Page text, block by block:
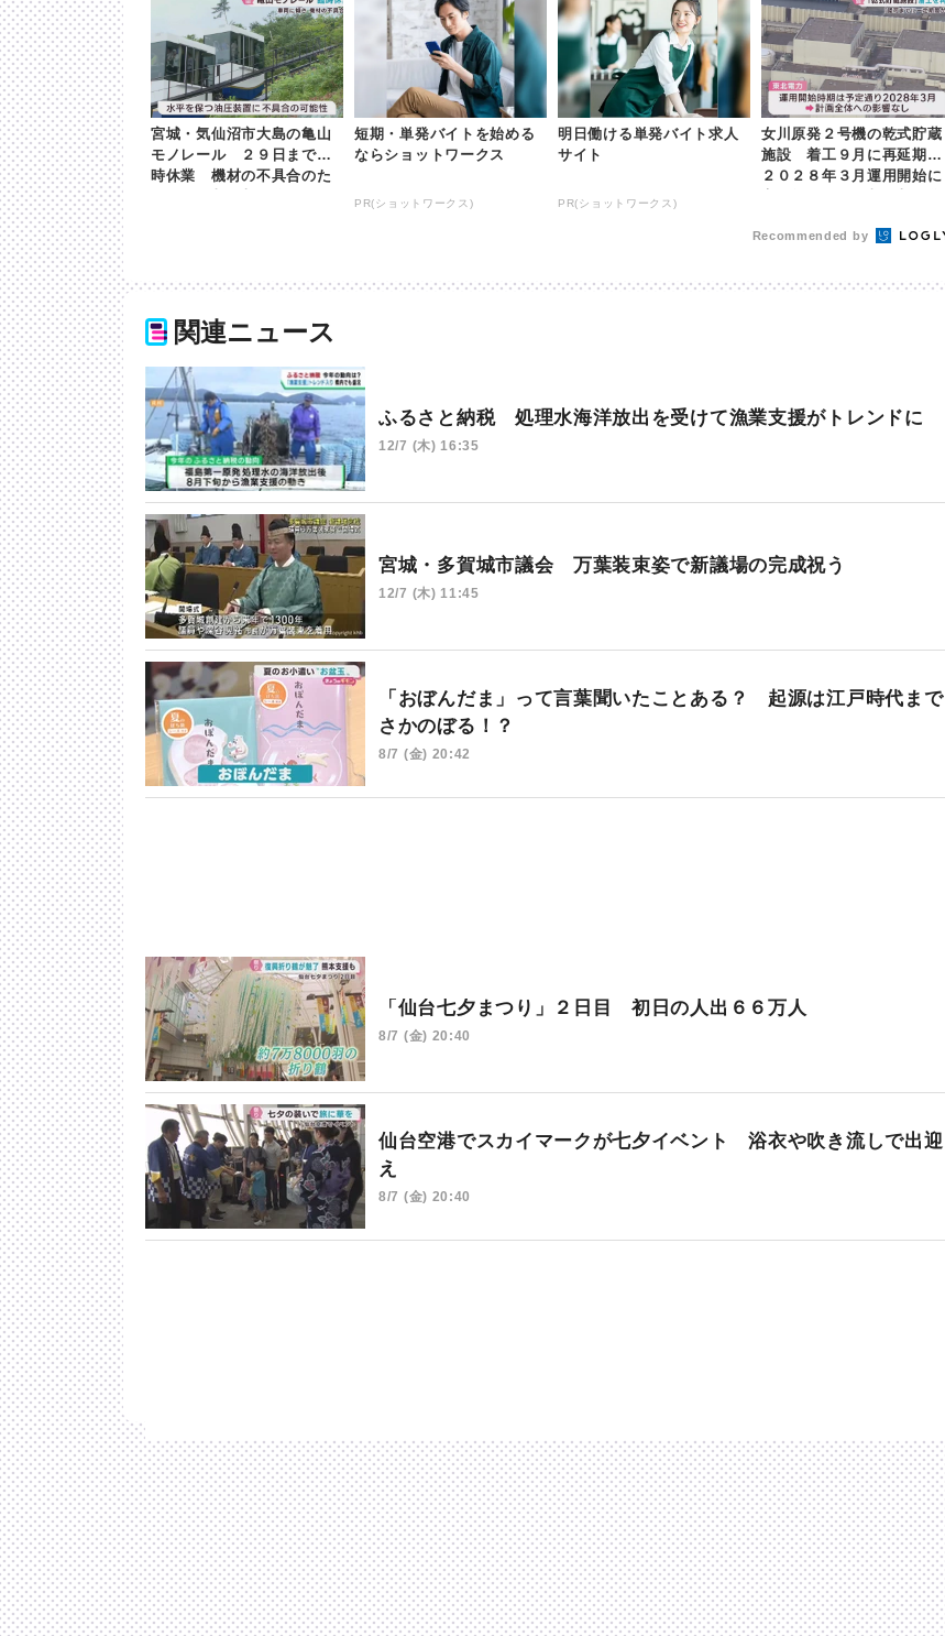
宮城・気仙沼市大島の亀山
モノレール ２９日まで臨
時休業 機材の不具合のた
短期・単発バイトを始める
ならショットワークス
PR(ショットワークス)
明日働ける単発バイト求人
サイト
PR(ショットワークス)
女川原発２号機の乾式貯蔵
施設 着工９月に再延期
２０２８年３月運用開始に
Recommended by
関連ニュース
ふるさと納税 処理水海洋放出を受けて漁業支援がトレンドに
12/7 (木) 16:35
宮城・多賀城市議会 万葉装束姿で新議場の完成祝う
12/7 (木) 11:45
「おぼんだま」って言葉聞いたことある？ 起源は江戸時代まで
さかのぼる！？
8/7 (金) 20:42
「仙台七夕まつり」２日目 初日の人出６６万人
8/7 (金) 20:40
仙台空港でスカイマークが七夕イベント 浴衣や吹き流しで出迎
え
8/7 (金) 20:40